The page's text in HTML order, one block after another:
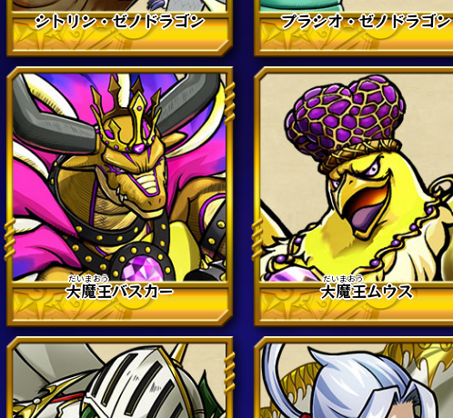
シトリン・ゼノドラゴン プラシオ・ゼノドラゴン
大魔王バスカー 大魔王ムウス